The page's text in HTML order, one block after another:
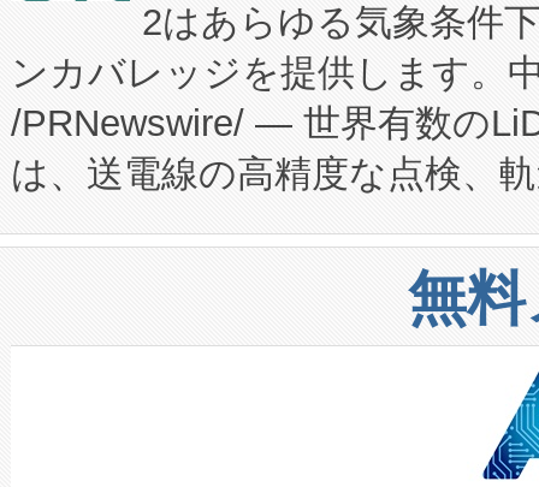
のアクセスを大幅に拡大する
Fully-Connected Continuous
プログラムには、施設設計・
に関する技術移転および知的
構造化トレーニングカリキュ
上げおよび商用化段階におけ
設備整備および立ち上げ調整
加組織は、Enzeneのバイオ
選定された製品について、自
ードするVoltaiqは、日本にあ
ーエネルギー貯蔵システム（
た。 Voltaiq独自のAI搭載プラ
定、統合、導入、運用に至る
安全性を追跡し、確保する事
増加しているデータセンター
る電力網に大きな負担をかけ
事業者の負担軽減という課題
系統連系を迅速にし、ピーク
2はあらゆる気象条件
ンカバレッジを提供します。
/PRNewswire/ — 世界有数の
は、送電線の高精度な点検、
や穀物倉庫におけるバルク材
リューション「Avia 2」を発
したAvia 2は、1,000メート
狭視野のFOVを切り替えるこ
ケーブル、枝などの細かな対
なレーザースポットにより、
無